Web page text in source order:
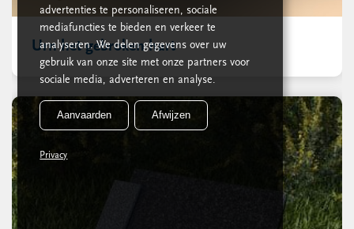
Urn het gebroken hart
advertenties te personaliseren, sociale
mediafuncties te bieden en verkeer te
analyseren. We delen gegevens over uw
gebruik van onze site met onze partners voor
sociale media, adverteren en analyse.
Aanvaarden Afwijzen
Privacy